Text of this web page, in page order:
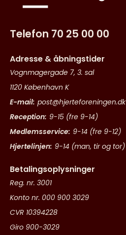
Telefon 70 25 00 00
Adresse & åbningstider
Vognmagergade 7, 3. sal
1120 København K
E-mail: post@hjerteforeningen.dk
Reception: 9-15 (fre 9-14)
Medlemsservice: 9-14 (fre 9-12)
Hjertelinjen: 9-14 (man, tir og tor)
Betalingsoplysninger
Reg. nr. 3001
Konto nr. 000 900 3029
CVR 10394228
Giro 900-3029